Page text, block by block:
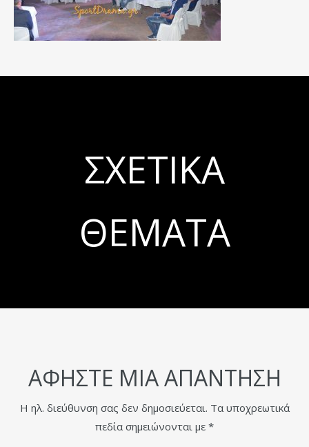
ΣΧΕΤΙΚΆ
ΘΈΜΑΤΑ
ΑΦΉΣΤΕ ΜΙΑ ΑΠΆΝΤΗΣΗ
Η ηλ. διεύθυνση σας δεν δημοσιεύεται. Τα υποχρεωτικά
πεδία σημειώνονται με *